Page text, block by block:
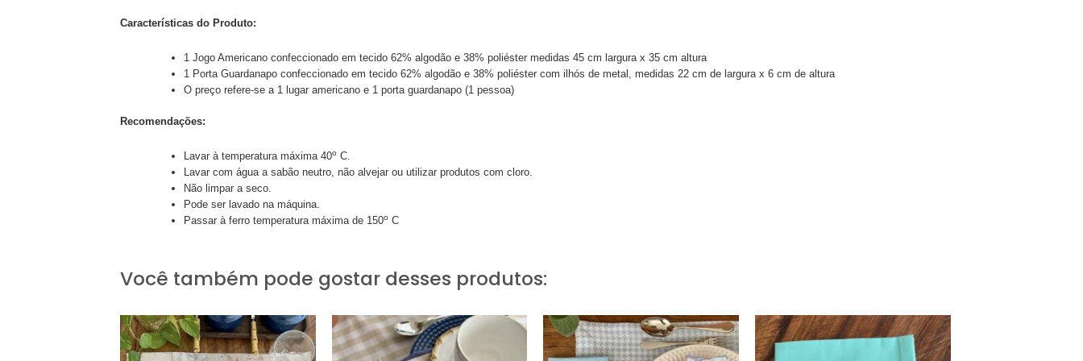
Características do Produto:
1 Jogo Americano confeccionado em tecido 62% algodão e 38% poliéster medidas 45 cm largura x 35 cm altura
1 Porta Guardanapoconfeccionado em tecido 62% algodão e 38% poliéster com ilhós de metal, medidas 22 cm de largura x 6 cm de altura
O preço refere-se a 1 lugar americano e 1 porta guardanapo (1 pessoa)
Recomendações:
Lavar à temperatura máxima 40o C.
Lavar com água a sabão neutro, não alvejar ou utilizar produtos com cloro.
Não limpar a seco.
Pode ser lavado na máquina.
Passar à ferro temperatura máxima de 150o C
Você também pode gostar desses produtos: